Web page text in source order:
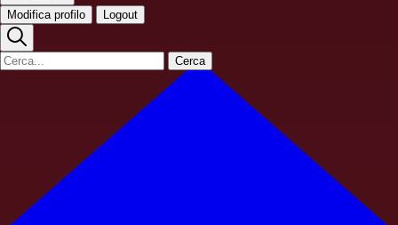
Modifica profilo Logout
Cerca